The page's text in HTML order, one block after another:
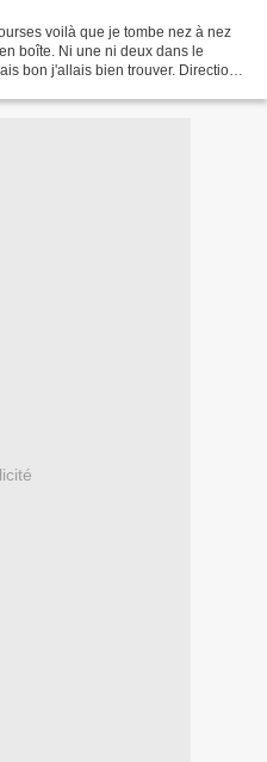
voilà que je tombe nez à nez
boîte. Ni une ni deux dans le
bon j'allais bien trouver. Direction